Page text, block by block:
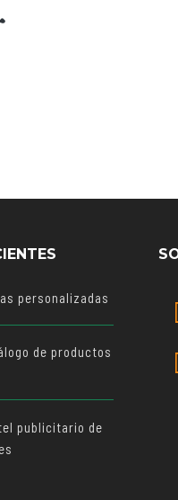
personalizadas
de productos
publicitario de